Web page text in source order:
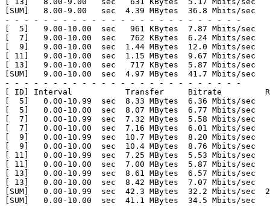
[SUM]   8.00-9.00   sec  4.39 MBytes
- - - - - - - - - - - - - - - - - - - - - - - - -
[  5]   9.00-10.00  sec   961 KBytes
[  7]   9.00-10.00  sec   762 KBytes
[  9]   9.00-10.00  sec  1.44 MBytes
[ 11]   9.00-10.00  sec  1.15 MBytes
[ 13]   9.00-10.00  sec   717 KBytes
[SUM]   9.00-10.00  sec  4.97 MBytes
- - - - - - - - - - - - - - - - - - - - - - - - -
[ ID] Interval           Transfer     Bitrate
[  5]   0.00-10.99  sec  8.33 MBytes  6.36 Mbits/
[  5]   0.00-10.00  sec  8.07 MBytes  6.77 Mbits/
[  7]   0.00-10.99  sec  7.32 MBytes  5.58 Mbits/
[  7]   0.00-10.00  sec  7.16 MBytes  6.01 Mbits/
[  9]   0.00-10.99  sec  10.7 MBytes  8.20 Mbits/
[  9]   0.00-10.00  sec  10.4 MBytes  8.76 Mbits/
[ 11]   0.00-10.99  sec  7.25 MBytes  5.53 Mbits/
[ 11]   0.00-10.00  sec  7.00 MBytes  5.87 Mbits/
[ 13]   0.00-10.99  sec  8.61 MBytes  6.57 Mbits/
[ 13]   0.00-10.00  sec  8.42 MBytes  7.07 Mbits/
[SUM]   0.00-10.99  sec  42.3 MBytes  32.2 Mbits/
[SUM]   0.00-10.00  sec  41.1 MBytes  34.5 Mbits/